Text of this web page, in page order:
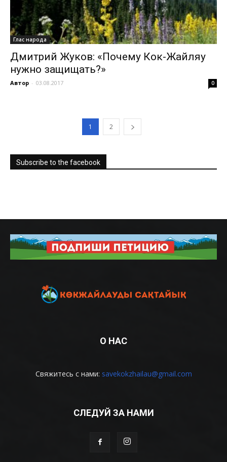
Глас народа
Дмитрий Жуков: «Почему Кок-Жайляу
нужно защищать?»
Автор - 03.08.2017 0
1 2
Subscribe to the facebook
О НАС
Свяжитесь с нами: savekokzhailau@gmail.com
СЛЕДУЙ ЗА НАМИ